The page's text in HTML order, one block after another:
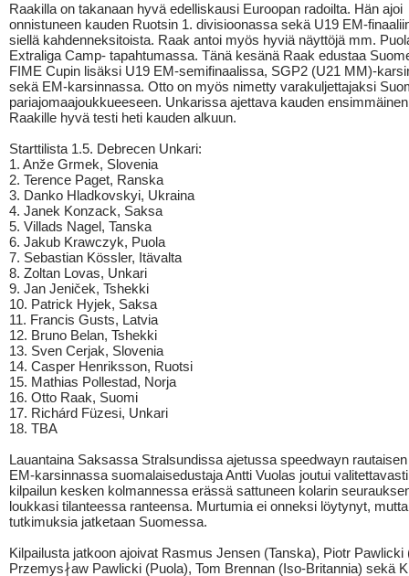
Raakilla on takanaan hyvä edelliskausi Euroopan radoilta. Hän ajoi
onnistuneen kauden Ruotsin 1. divisioonassa sekä U19 EM-
siellä kahdenneksitoista. Raak antoi myös hyviä näyttöjä mm.
Extraliga Camp- tapahtumassa. Tänä kesänä Raak edustaa
FIME Cupin lisäksi U19 EM-semifinaalissa, SGP2 (U21 MM)-
sekä EM-karsinnassa. Otto on myös nimetty varakuljettajaksi
pariajomaajoukkueeseen. Unkarissa ajettava kauden
Raakille hyvä testi heti kauden alkuun.
Starttilista 1.5. Debrecen Unkari:
1. Anže Grmek, Slovenia
2. Terence Paget, Ranska
3. Danko Hladkovskyi, Ukraina
4. Janek Konzack, Saksa
5. Villads Nagel, Tanska
6. Jakub Krawczyk, Puola
7. Sebastian Kössler, Itävalta
8. Zoltan Lovas, Unkari
9. Jan Jeniček, Tshekki
10. Patrick Hyjek, Saksa
11. Francis Gusts, Latvia
12. Bruno Belan, Tshekki
13. Sven Cerjak, Slovenia
14. Casper Henriksson, Ruotsi
15. Mathias Pollestad, Norja
16. Otto Raak, Suomi
17. Richárd Füzesi, Unkari
18. TBA
Lauantaina Saksassa Stralsundissa ajetussa speedwayn
EM-karsinnassa suomalaisedustaja Antti Vuolas joutui
kilpailun kesken kolmannessa erässä sattuneen kolarin
loukkasi tilanteessa ranteensa. Murtumia ei onneksi löytynyt, mutta
tutkimuksia jatketaan Suomessa.
Kilpailusta jatkoon ajoivat Rasmus Jensen (Tanska), Piotr Pawlicki
Przemys∤aw Pawlicki (Puola), Tom Brennan (Iso-Britannia) sekä